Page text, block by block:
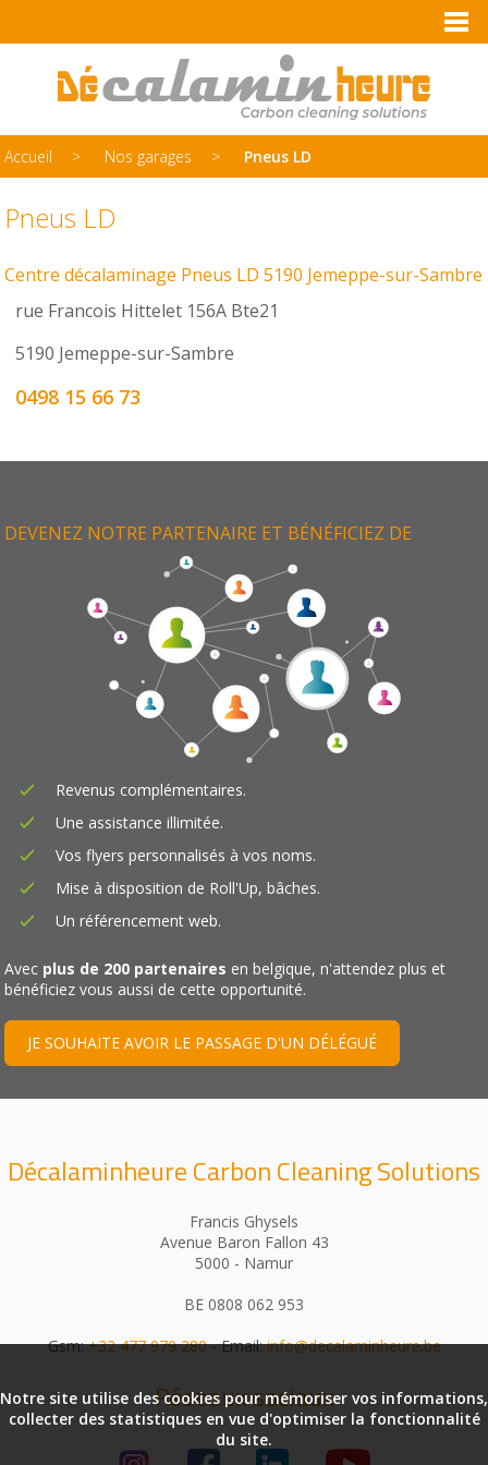
Accueil Nos garages Pneus LD
Pneus LD
Centre décalaminage Pneus LD 5190 Jemeppe-sur-Sambre
rue Francois Hittelet 156A Bte21
5190 Jemeppe-sur-Sambre
0498 15 66 73
DEVENEZ NOTRE PARTENAIRE ET BÉNÉFICIEZ DE
Revenus complémentaires.
Une assistance illimitée.
Vos flyers personnalisés à vos noms.
Mise à disposition de Roll'Up, bâches.
Un référencement web.
Avec plus de 200 partenaires en belgique, n'attendez plus et
bénéficiez vous aussi de cette opportunité.
JE SOUHAITE AVOIR LE PASSAGE D'UN DÉLÉGUÉ
Décalaminheure Carbon Cleaning Solutions
Francis Ghysels
Avenue Baron Fallon 43
5000 - Namur
BE 0808 062 953
Gsm:+32 477 979 280- Email:info@decalaminheure.be
Réseaux sociaux
Notre site utilise des cookies pour mémoriser vos informations,
collecter des statistiques en vue d'optimiser la fonctionnalité
du site.